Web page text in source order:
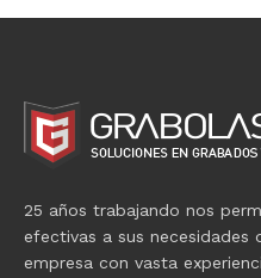
25 años trabajando nos
efectivas a sus necesidades
empresa con vasta